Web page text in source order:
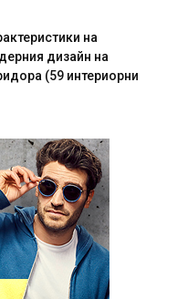
на
дизайн на
(59 интериорни